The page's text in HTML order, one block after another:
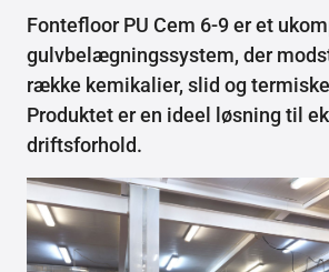
Fontefloor PU Cem 6-9 er et
gulvbelægningssystem, der
række kemikalier, slid og
Produktet er en ideel løsning til
driftsforhold.